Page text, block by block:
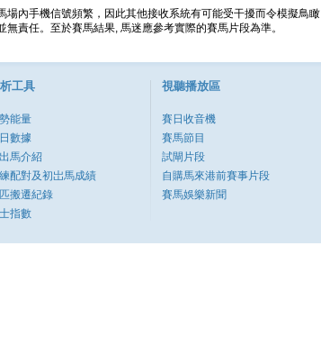
內手機信號頻繁，因此其他接收系統有可能受干擾而令模擬鳥瞰
責任。至於賽馬結果, 馬迷應參考實際的賽馬片段為準。
工具
能量
數據
馬介紹
配對及初岀馬成績
搬遷紀錄
指數
視聽播放區
賽日收音機
賽馬節目
試閘片段
自購馬來港前賽事片段
賽馬娛樂新聞